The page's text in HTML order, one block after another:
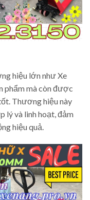
hiệu lớn như Xe
phẩm mà còn được
Thương hiệu này
lý và linh hoạt, đảm
hiệu quả.